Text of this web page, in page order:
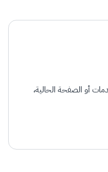
أو الصفحة الحالية،